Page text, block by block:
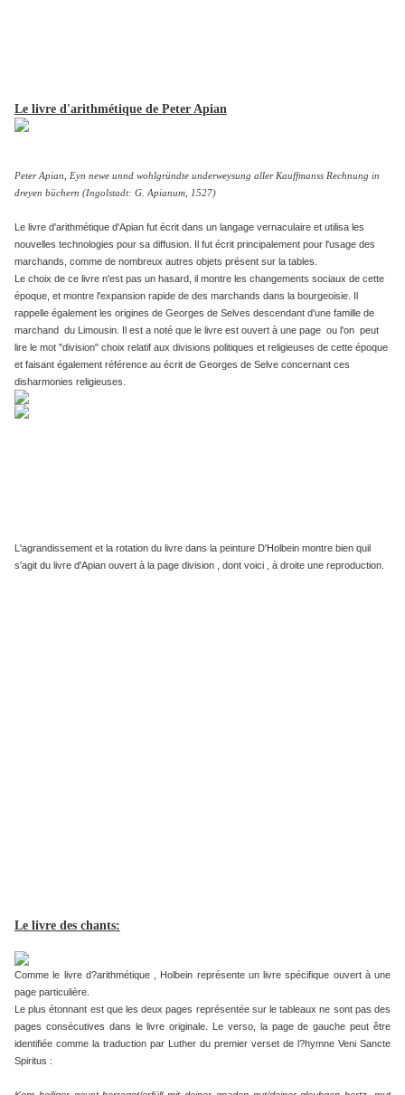
Le livre d'arithmétique de Peter Apian
Peter Apian, Eyn newe unnd wohlgründte underweysung aller Kauffmanss Rechnung in
dreyen büchern (Ingolstadt: G. Apianum, 1527)
Le livre d'arithmétique d'Apian fut écrit dans un langage vernaculaire et utilisa les
nouvelles technologies pour sa diffusion. Il fut écrit principalement pour l'usage des
marchands, comme de nombreux autres objets présent sur la tables.
Le choix de ce livre n'est pas un hasard, il montre les changements sociaux de cette
époque, et montre l'expansion rapide de des marchands dans la bourgeoisie. Il
rappelle également les origines de Georges de Selves descendant d'une famille de
marchand du Limousin. Il est a noté que le livre est ouvert à une page ou l'on peut
lire le mot "division" choix relatif aux divisions politiques et religieuses de cette époque
et faisant également référence au écrit de Georges de Selve concernant ces
disharmonies religieuses.
L'agrandissement et la rotation du livre dans la peinture D'Holbein montre bien quil
s'agit du livre d'Apian ouvert à la page division , dont voici , à droite une reproduction.
Le livre des chants:
Comme le livre d?arithmétique , Holbein représente un livre spécifique ouvert à une
page particulière.
Le plus étonnant est que les deux pages représentée sur le tableaux ne sont pas des
pages consécutives dans le livre originale. Le verso, la page de gauche peut être
identifiée comme la traduction par Luther du premier verset de l?hymne Veni Sancte
Spiritus :